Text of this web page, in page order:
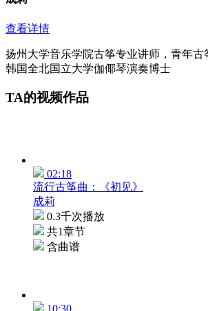
查看详情
扬州大学音乐学院古筝专业讲师，青年古
韩国全北国立大学伽倻琴演奏博士
TA的视频作品
02:18
流行古筝曲：《初见》
成莉
0.3千次播放
共1章节
含曲谱
10:30